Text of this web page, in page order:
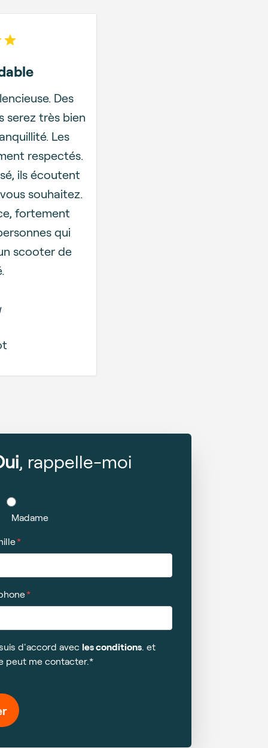
of 5 stars
Des
serez très bien
Les
respectés.
ils écoutent
souhaitez.
fortement
qui
scooter de
, rappelle-moi
Madame
d'accord avec les conditions. et
peut me contacter.*